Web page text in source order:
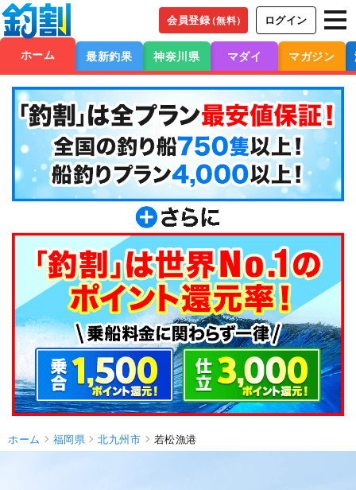
会員登録（無料） ログイン
ホーム 最新釣果 神奈川県 マダイ マガジン
ホーム 福岡県 北九州市 若松漁港